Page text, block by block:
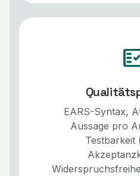
EARS-Syntax,
Aussage pro
Testbarkeit